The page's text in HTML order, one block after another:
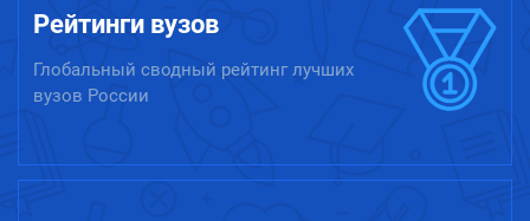
Рейтинги вузов
Глобальный сводный рейтинг лучших
вузов России